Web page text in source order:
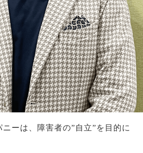
ーは、障害者の”自立”を目的に